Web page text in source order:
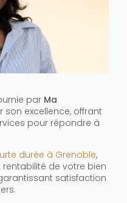
par Ma
son excellence, offrant
pour répondre à
durée à Grenoble,
rentabilité de votre bien
satisfaction